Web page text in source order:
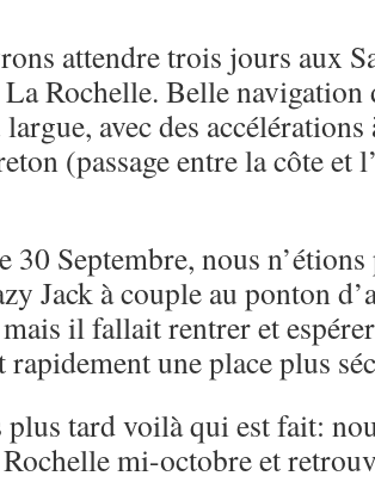
attendre trois jours aux
Rochelle. Belle navigation
avec des
(passage entre la côte et
30 Septembre, nous n’étions
Jack à couple au ponton
il fallait rentrer et
une place plus
tard voilà qui est fait:
mi-octobre et